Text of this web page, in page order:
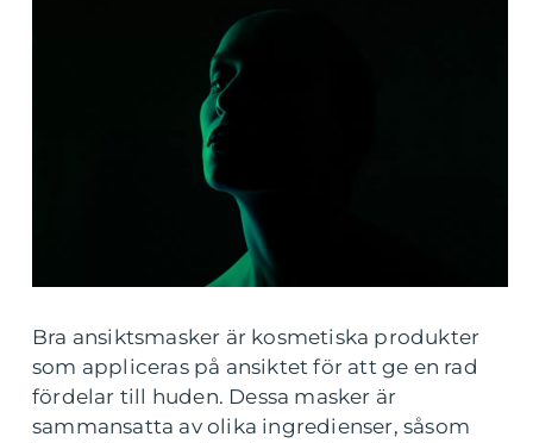
Bra ansiktsmasker är kosmetiska produkter
som appliceras på ansiktet för att ge en rad
fördelar till huden. Dessa masker är
sammansatta av olika ingredienser, såsom